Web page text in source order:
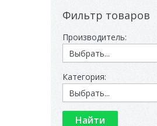
Фильтр товаров
Производитель:
Категория: